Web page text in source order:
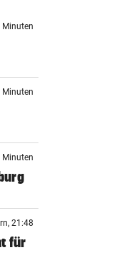
Minuten
Minuten
Minuten
21:48
für